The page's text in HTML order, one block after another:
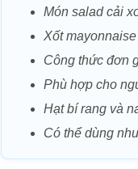
Món salad cải
Xốt
Công thức đơn
Phù hợp cho
Hạt bí rang và
Có thể dùng